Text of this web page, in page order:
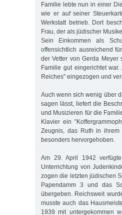
Familie lebte nun in einer
wie er auf seiner
Werkstatt betrieb. Dort
Frau, der als jüdischer
Sein Einkommen als
offensichtlich ausreichend
der Vetter von Gerda
Familie gut eingerichtet
Reiches" eingezogen und
Auch wenn sich wenig über
sagen lässt, liefert die
und Musizieren für die
Klavier ein
Zeugnis, das Ruth in
besonders hervorgehoben.
Am 29. April 1942
Unterrichtung von
zogen die letzten jüdischen
Papendamm 3 und das
übergeben. Reichsweit
musste auch das
1939 mit untergekommen